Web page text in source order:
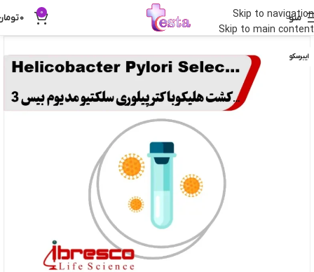
Skip to navigation
Skip to main content
منو 0
0
ایبرسکو